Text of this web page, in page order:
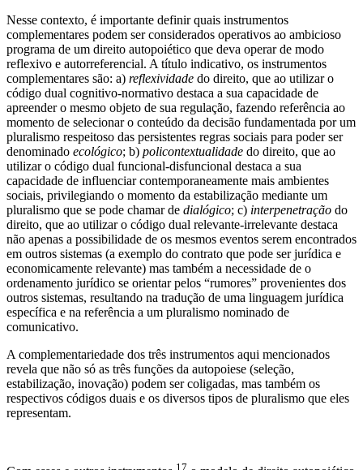
Nesse contexto, é importante definir quais instrumentos
complementares podem ser considerados operativos ao ambicioso
programa de um direito autopoiético que deva operar de modo
reflexivo e autorreferencial. A título indicativo, os instrumentos
complementares são: a) reflexividade do direito, que ao utilizar o
código dual cognitivo-normativo destaca a sua capacidade de
apreender o mesmo objeto de sua regulação, fazendo referência ao
momento de selecionar o conteúdo da decisão fundamentada por um
pluralismo respeitoso das persistentes regras sociais para poder ser
denominado ecológico; b) policontextualidade do direito, que ao
utilizar o código dual funcional-disfuncional destaca a sua
capacidade de influenciar contemporaneamente mais ambientes
sociais, privilegiando o momento da estabilização mediante um
pluralismo que se pode chamar de dialógico; c) interpenetração do
direito, que ao utilizar o código dual relevante-irrelevante destaca
não apenas a possibilidade de os mesmos eventos serem encontrados
em outros sistemas (a exemplo do contrato que pode ser jurídica e
economicamente relevante) mas também a necessidade de o
ordenamento jurídico se orientar pelos “rumores” provenientes dos
outros sistemas, resultando na tradução de uma linguagem jurídica
específica e na referência a um pluralismo nominado de
comunicativo.
A complementariedade dos três instrumentos aqui mencionados
revela que não só as três funções da autopoiese (seleção,
estabilização, inovação) podem ser coligadas, mas também os
respectivos códigos duais e os diversos tipos de pluralismo que eles
representam.
17